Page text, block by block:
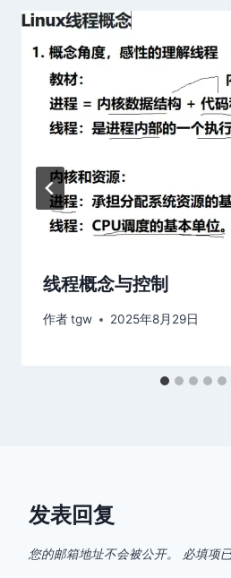
线程概念与控制
作者tgw 2025年8月29日
发表回复
您的邮箱地址不会被公开。 必填项